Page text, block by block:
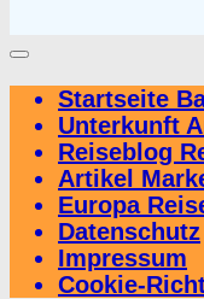
Startseite
Unterkunft
Reiseblog
Artikel
Europa
Datenschutz
Impressum
Cookie-